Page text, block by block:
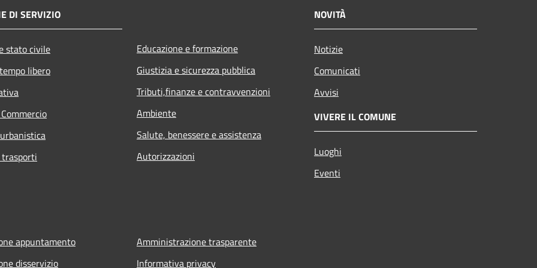
DI SERVIZIO
stato civile
libero
Educazione e formazione
Giustizia e sicurezza pubblica
Tributi,finanze e contravvenzioni
Ambiente
Salute, benessere e assistenza
Autorizzazioni
NOVITÀ
Notizie
Comunicati
Avvisi
VIVERE IL COMUNE
Luoghi
Eventi
appuntamento
disservizio
Amministrazione trasparente
Informativa privacy